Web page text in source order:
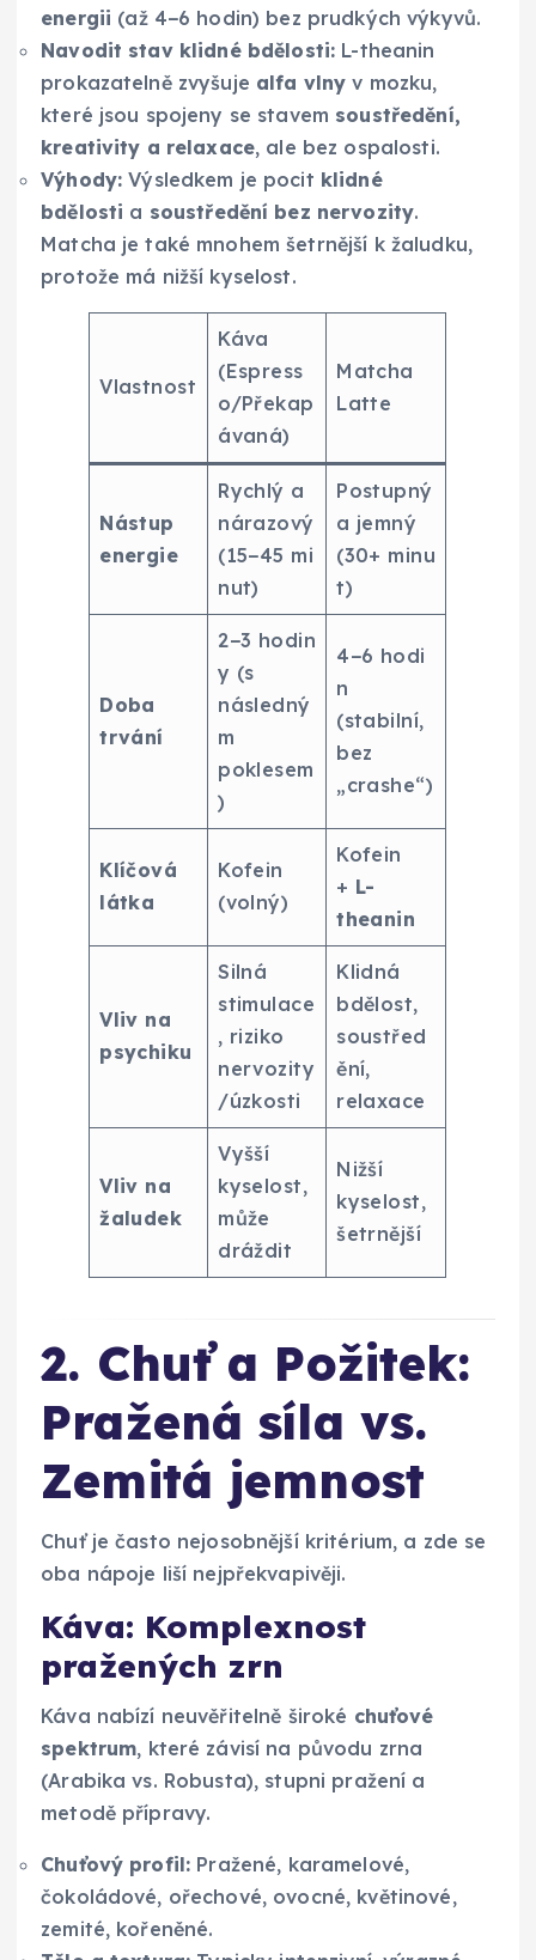
energii (až 4−6 hodin) bez prudkých výkyvů.
Navodit stav klidné bdělosti: L-theanin
prokazatelně zvyšuje alfa vlny v mozku,
které jsou spojeny se stavem soustředění,
kreativity a relaxace, ale bez ospalosti.
Výhody: Výsledkem je pocit klidné
bdělosti a soustředění bez nervozity.
Matcha je také mnohem šetrnější k žaludku,
protože má nižší kyselost.
Vlastnost
Káva
(Espress
o/Překap
ávaná)
Matcha
Latte
Nástup
energie
Rychlý a
nárazový
(15−45 mi
nut)
Postupný
a jemný
(30+ minu
t)
Doba
trvání
2−3 hodin
y (s
následný
m
poklesem
)
4−6 hodi
n
(stabilní,
bez
„crashe“)
Klíčová
látka
Kofein
(volný)
Kofein
+ L-
theanin
Vliv na
psychiku
Silná
stimulace
, riziko
nervozity
/úzkosti
Klidná
bdělost,
soustřed
ění,
relaxace
Vliv na
žaludek
Vyšší
kyselost,
může
dráždit
Nižší
kyselost,
šetrnější
2. Chuť a Požitek:
Pražená síla vs.
Zemitá jemnost
Chuť je často nejosobnější kritérium, a zde se
oba nápoje liší nejpřekvapivěji.
Káva: Komplexnost
pražených zrn
Káva nabízí neuvěřitelně široké chuťové
spektrum, které závisí na původu zrna
(Arabika vs. Robusta), stupni pražení a
metodě přípravy.
Chuťový profil: Pražené, karamelové,
čokoládové, ořechové, ovocné, květinové,
zemité, kořeněné.